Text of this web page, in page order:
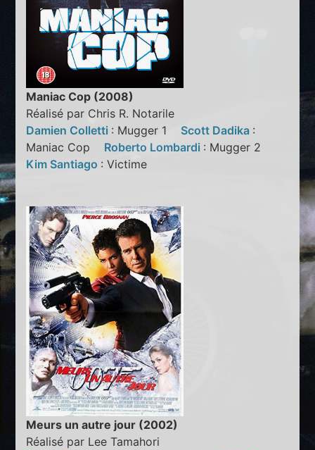
Maniac Cop (2008)
Réalisé par Chris R. Notarile
Damien Colletti : Mugger 1 Scott Dadika :
Maniac Cop Roberto Lombardi : Mugger 2
Kim Santiago : Victime
Meurs un autre jour (2002)
Réalisé par Lee Tamahori